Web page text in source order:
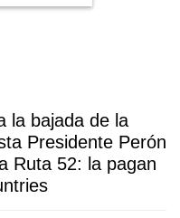
la bajada de la
Presidente Perón
Ruta 52: la pagan